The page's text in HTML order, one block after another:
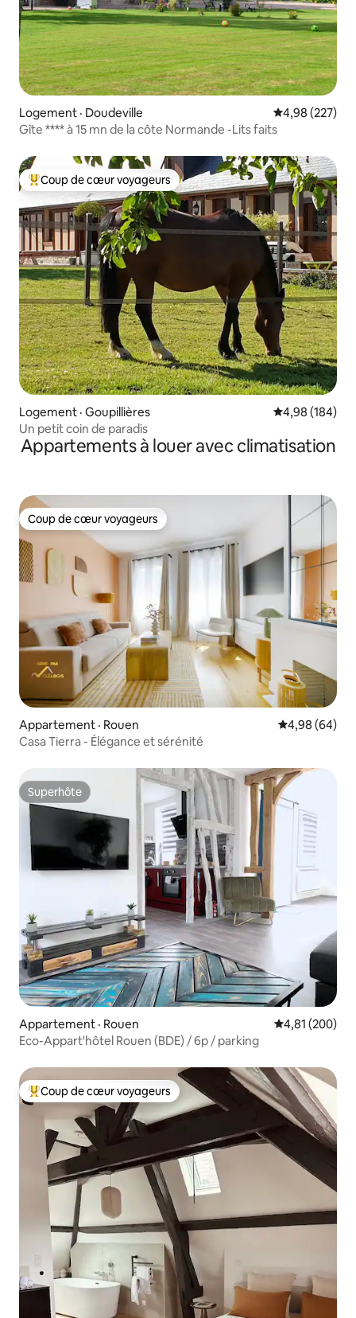
Logement · Doudeville Note
4,98 (227)
Gîte **** à 15 mn de la côte Normande -Lits faits
Coup de cœur voyageurs parmi les plus aimés
Coup de cœur voyageurs
Logement · Goupillières Note
4,98 (184)
Un petit coin de paradis
Appartements à louer avec climatisation
Coup de cœur voyageurs
Coup de cœur voyageurs
Appartement · Rouen Note
4,98 (64)
Casa Tierra - Élégance et sérénité
Superhôte
Superhôte
Appartement · Rouen Note
4,81 (200)
Eco-Appart'hôtel Rouen (BDE) / 6p / parking
Coup de cœur voyageurs parmi les plus aimés
Coup de cœur voyageurs